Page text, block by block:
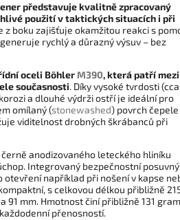
představuje kvalitně zpracovaný
použití v taktických situacích i při
z boku zajišťuje okamžitou reakci s
rychlý a důrazný výsuv – bez
oceli BöhlerM390, která patří mezi
současnosti. Díky vysoké tvrdosti (cca
a dlouhé výdrži ostří je ideální pro
omílaný (stonewashed) povrch čepele
viditelnost drobných škrábanců při
anodizovaného leteckého hliníku
Integrovaný bezpečnostní posuvný
například při nošení v kapse
s celkovou délkou přibližně
91 mm. Hmotnost činí přibližně 131
přenosností.